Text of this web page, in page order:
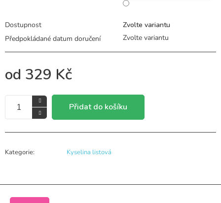
od 329 Kč
Přidat do košíku
Dostupnost
Zvolte variantu
Zvolte variantu
Kategorie: Kyselina listová